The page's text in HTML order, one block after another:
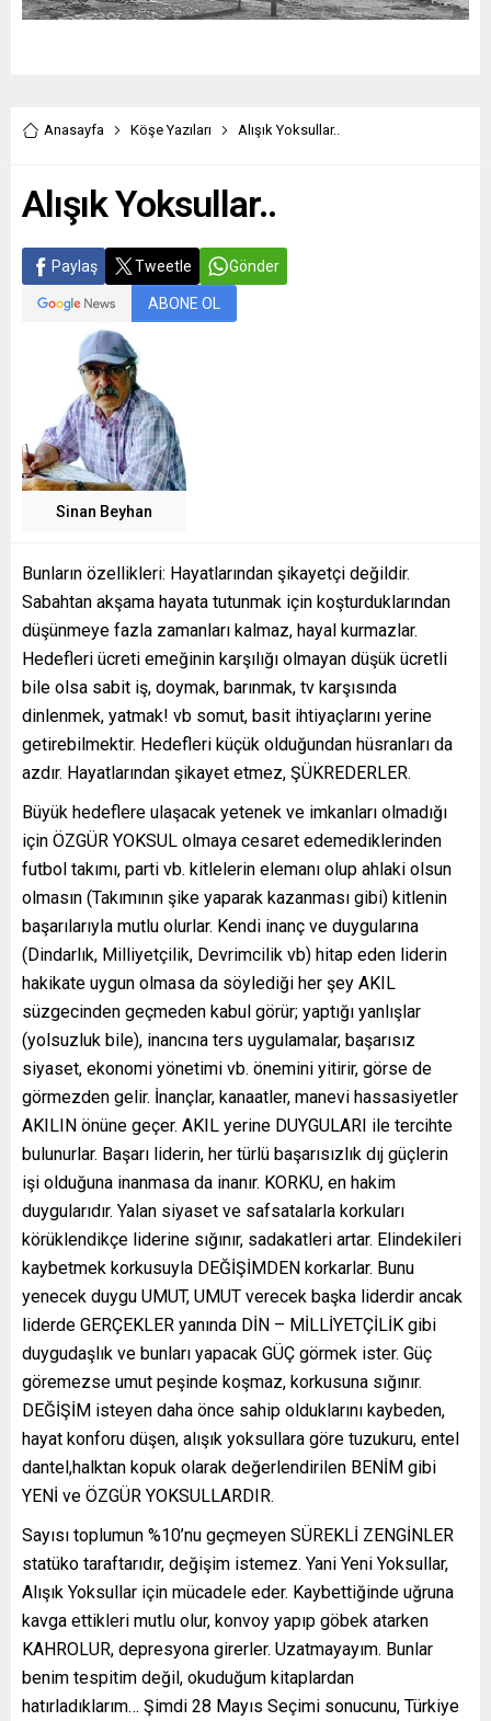
Anasayfa Köşe Yazıları Alışık Yoksullar..
Alışık Yoksullar..
Paylaş Tweetle Gönder
ABONE OL
Sinan Beyhan
Bunların özellikleri: Hayatlarından şikayetçi değildir.
Sabahtan akşama hayata tutunmak için koşturduklarından
düşünmeye fazla zamanları kalmaz, hayal kurmazlar.
Hedefleri ücreti emeğinin karşılığı olmayan düşük ücretli
bile olsa sabit iş, doymak, barınmak, tv karşısında
dinlenmek, yatmak! vb somut, basit ihtiyaçlarını yerine
getirebilmektir. Hedefleri küçük olduğundan hüsranları da
azdır. Hayatlarından şikayet etmez, ŞÜKREDERLER.
Büyük hedeflere ulaşacak yetenek ve imkanları olmadığı
için ÖZGÜR YOKSUL olmaya cesaret edemediklerinden
futbol takımı, parti vb. kitlelerin elemanı olup ahlaki olsun
olmasın (Takımının şike yaparak kazanması gibi) kitlenin
başarılarıyla mutlu olurlar. Kendi inanç ve duygularına
(Dindarlık, Milliyetçilik, Devrimcilik vb) hitap eden liderin
hakikate uygun olmasa da söylediği her şey AKIL
süzgecinden geçmeden kabul görür; yaptığı yanlışlar
(yolsuzluk bile), inancına ters uygulamalar, başarısız
siyaset, ekonomi yönetimi vb. önemini yitirir, görse de
görmezden gelir. İnançlar, kanaatler, manevi hassasiyetler
AKILIN önüne geçer. AKIL yerine DUYGULARI ile tercihte
bulunurlar. Başarı liderin, her türlü başarısızlık dıj güçlerin
işi olduğuna inanmasa da inanır. KORKU, en hakim
duygularıdır. Yalan siyaset ve safsatalarla korkuları
körüklendikçe liderine sığınır, sadakatleri artar. Elindekileri
kaybetmek korkusuyla DEĞİŞİMDEN korkarlar. Bunu
yenecek duygu UMUT, UMUT verecek başka liderdir ancak
liderde GERÇEKLER yanında DİN – MİLLİYETÇİLİK gibi
duygudaşlık ve bunları yapacak GÜÇ görmek ister. Güç
göremezse umut peşinde koşmaz, korkusuna sığınır.
DEĞİŞİM isteyen daha önce sahip olduklarını kaybeden,
hayat konforu düşen, alışık yoksullara göre tuzukuru, entel
dantel,halktan kopuk olarak değerlendirilen BENİM gibi
YENİ ve ÖZGÜR YOKSULLARDIR.
Sayısı toplumun %10’nu geçmeyen SÜREKLİ ZENGİNLER
statüko taraftarıdır, değişim istemez. Yani Yeni Yoksullar,
Alışık Yoksullar için mücadele eder. Kaybettiğinde uğruna
kavga ettikleri mutlu olur, konvoy yapıp göbek atarken
KAHROLUR, depresyona girerler. Uzatmayayım. Bunlar
benim tespitim değil, okuduğum kitaplardan
hatırladıklarım… Şimdi 28 Mayıs Seçimi sonucunu, Türkiye